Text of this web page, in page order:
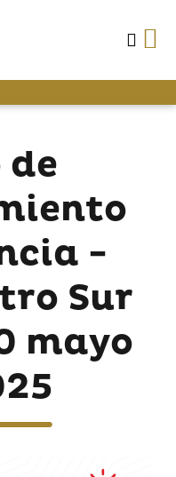
de
-
Sur
mayo